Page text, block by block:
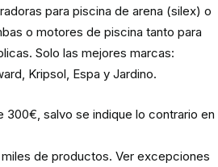
para piscina de arena (silex) o
o motores de piscina tanto para
Solo las mejores marcas:
Kripsol, Espa y Jardino.
300€, salvo se indique lo contrario en
de productos. Ver excepciones